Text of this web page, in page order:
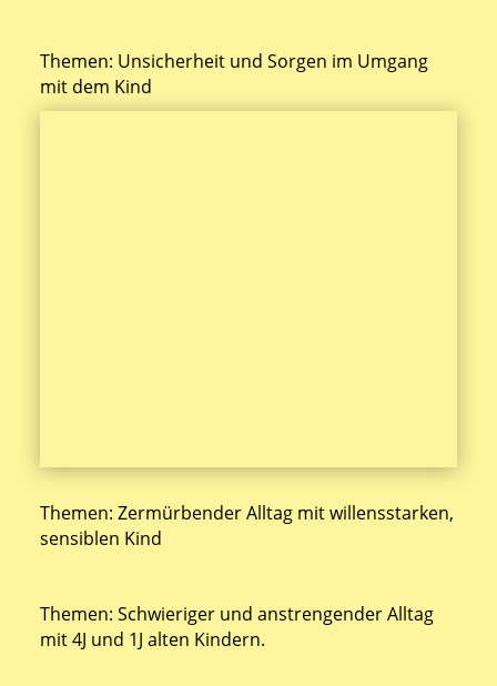
Themen: Unsicherheit und Sorgen im Umgang
mit dem Kind
Themen: Zermürbender Alltag mit willensstarken,
sensiblen Kind
Themen: Schwieriger und anstrengender Alltag
mit 4J und 1J alten Kindern.